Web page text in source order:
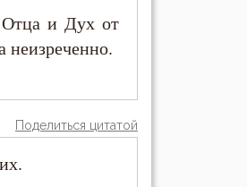
и Дух от
неизреченно.
Поделиться цитатой